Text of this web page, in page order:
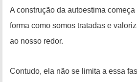
A construção da autoestima
forma como somos tratadas e
ao nosso redor.
Contudo, ela não se limita a essa